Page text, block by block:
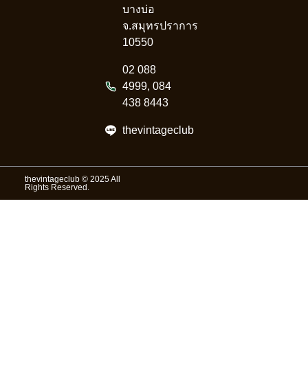
บางบ่อ
จ.สมุทรปราการ
10550
02 088
4999, 084
438 8443
thevintageclub
thevintageclub © 2025 All
Rights Reserved.